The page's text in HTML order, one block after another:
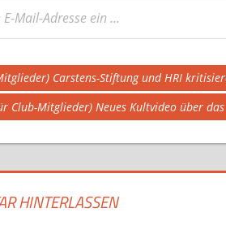
Carstens-Stiftung und HRI
Club-Mitglieder) Neues Kultvideo über
HINTERLASSEN